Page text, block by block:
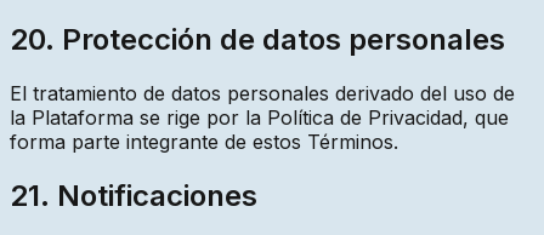
20. Protección de datos personales
El tratamiento de datos personales derivado del uso de
la Plataforma se rige por la Política de Privacidad, que
forma parte integrante de estos Términos.
21. Notificaciones